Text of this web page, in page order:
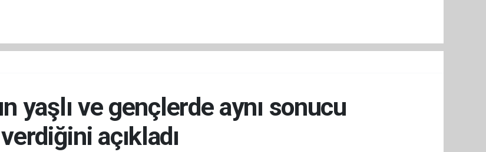
yaşlı ve gençlerde aynı sonucu
verdiğini açıkladı